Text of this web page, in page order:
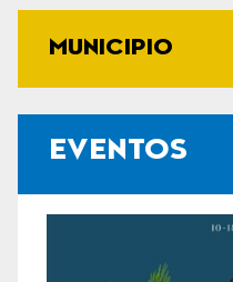
MUNICIPIO
EVENTOS